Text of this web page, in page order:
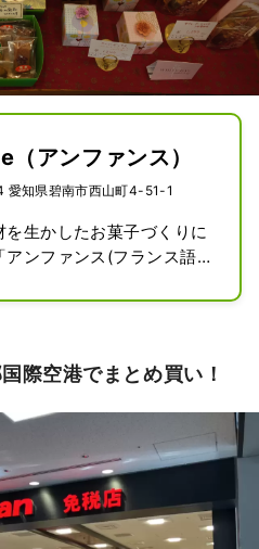
アンファンス）
知県碧南市西山町4-51-1
を生かしたお菓子づくりに
アンファンス(フランス語
を忘れたくない」という小
な醸造調味料を生かした商
リン」は、白醤油の新たな
レンジしたいという、お
ヤマシン醤油」さんとのコ
ョンから生まれた画期的な
際空港でまとめ買い！